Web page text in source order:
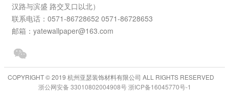
汉路与滨盛 路交叉口以北）
联系电话：0571-86728652 0571-86728653
邮箱：yatewallpaper@163.com
COPYRIGHT © 2019 杭州亚瑟装饰材料有限公司 ALL RIGHTS RESERVED
浙公网安备 33010802004908号 浙ICP备16045770号-1